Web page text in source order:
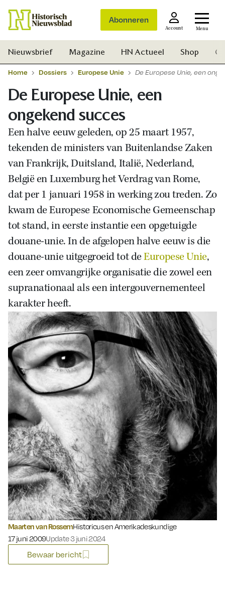
Abonneren
Account Menu
Zoek
Nieuwsbrief Magazine HN Actueel Shop
Home Dossiers Europese Unie De Europese Unie, een
De Europese Unie, een
ongekend succes
Een halve eeuw geleden, op 25 maart 1957,
tekenden de ministers van Buitenlandse Zaken
van Frankrijk, Duitsland, Italië, Nederland,
België en Luxemburg het Verdrag van Rome,
dat per 1 januari 1958 in werking zou treden. Zo
kwam de Europese Economische Gemeenschap
tot stand, in eerste instantie een opgetuigde
douane-unie. In de afgelopen halve eeuw is die
douane-unie uitgegroeid tot deEuropese Unie,
een zeer omvangrijke organisatie die zowel een
supranationaal als een intergouvernementeel
karakter heeft.
Maarten van RossemHistoricus en Amerikadeskundige
Gepubliceerd op:
17 juni 2009Update 3 juni 2024
Bewaar bericht